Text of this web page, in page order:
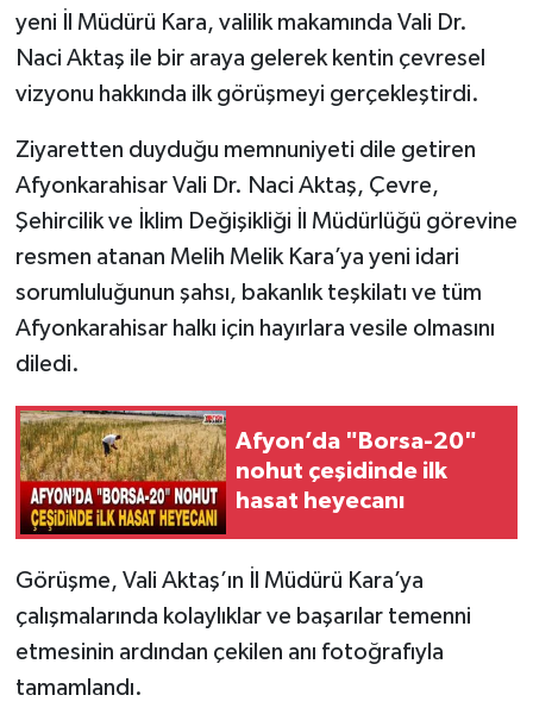
yeni İl Müdürü Kara, valilik makamında Vali Dr.
Naci Aktaş ile bir araya gelerek kentin çevresel
vizyonu hakkında ilk görüşmeyi gerçekleştirdi.
Ziyaretten duyduğu memnuniyeti dile getiren
Afyonkarahisar Vali Dr. Naci Aktaş, Çevre,
Şehircilik ve İklim Değişikliği İl Müdürlüğü görevine
resmen atanan Melih Melik Kara’ya yeni idari
sorumluluğunun şahsı, bakanlık teşkilatı ve tüm
Afyonkarahisar halkı için hayırlara vesile olmasını
diledi.
Afyon’da "Borsa-20"
nohut çeşidinde ilk
hasat heyecanı
Görüşme, Vali Aktaş’ın İl Müdürü Kara’ya
çalışmalarında kolaylıklar ve başarılar temenni
etmesinin ardından çekilen anı fotoğrafıyla
tamamlandı.